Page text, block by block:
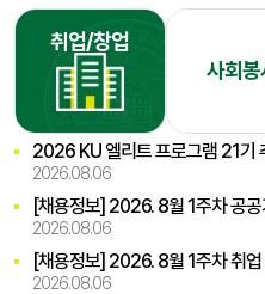
취업/창업
사회봉
2026 KU 엘리트 프로그램 21기
2026.08.06
[채용정보] 2026. 8월 1주차 공
2026.08.06
[채용정보] 2026. 8월 1주차 취업
2026.08.06